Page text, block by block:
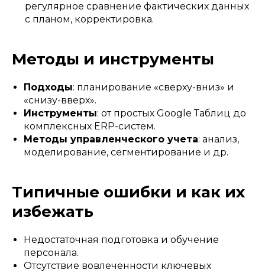
регулярное сравнение фактических данных
с планом, корректировка.
Методы и инструменты
Подходы: планирование «сверху-вниз» и
«снизу-вверх».
Инструменты: от простых Google Таблиц до
комплексных ERP-систем.
Методы управленческого учета: анализ,
моделирование, сегментирование и др.
Типичные ошибки и как их
избежать
Недостаточная подготовка и обучение
персонала.
Отсутствие вовлеченности ключевых